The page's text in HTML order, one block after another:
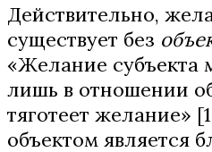
Действительно,
существует без
«Желание субъекта
лишь в отношении
тяготеет желание»
объектом является